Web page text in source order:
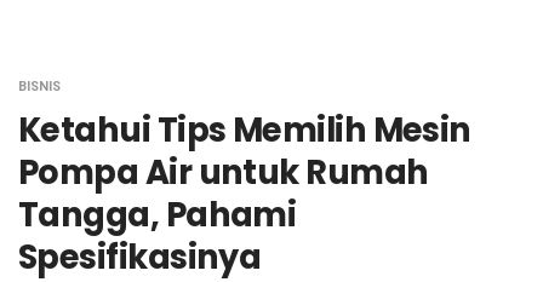
BISNIS
Ketahui Tips Memilih Mesin
Pompa Air untuk Rumah
Tangga, Pahami
Spesifikasinya